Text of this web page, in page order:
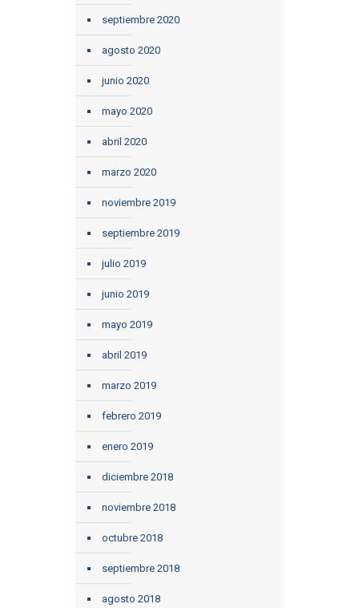
septiembre 2020
agosto 2020
junio 2020
mayo 2020
abril 2020
marzo 2020
noviembre 2019
septiembre 2019
julio 2019
junio 2019
mayo 2019
abril 2019
marzo 2019
febrero 2019
enero 2019
diciembre 2018
noviembre 2018
octubre 2018
septiembre 2018
agosto 2018